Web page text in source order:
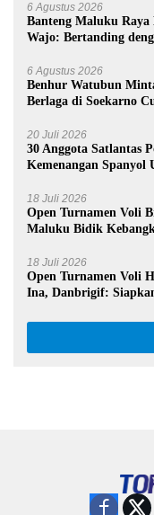
6 Agustus 2026
Banteng Maluku
Wajo: Bertanding
6 Agustus 2026
Benhur Watubun
Berlaga di Soekarno
20 Juli 2026
30 Anggota Satlantas
Kemenangan Spanyol
18 Juli 2026
Open Turnamen Voli
Maluku Bidik
18 Juli 2026
Open Turnamen Voli
Ina, Danbrigif: